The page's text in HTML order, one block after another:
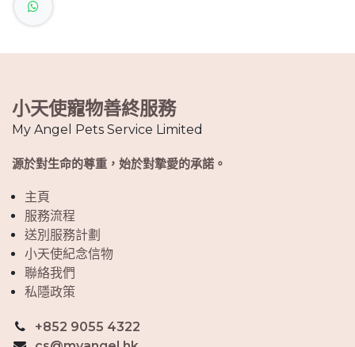
小天使寵物善終服務
My Angel Pets Service Limited
源於對生命的尊重，始於對摯愛的承諾。
主頁
服務流程
送別服務計劃
小天使紀念信物
聯絡我們
私隱政策
+852 9055 4322